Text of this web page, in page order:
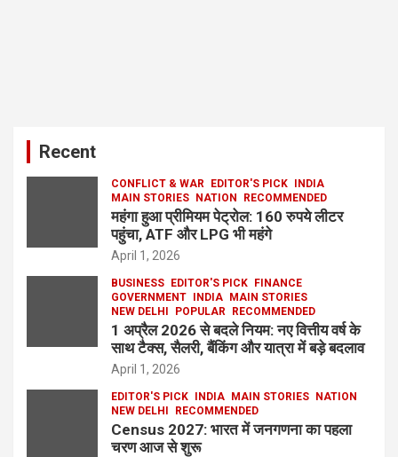
Recent
CONFLICT & WAR EDITOR'S PICK
INDIA
MAIN STORIES
NATION RECOMMENDED
महंगा हुआ प्रीमियम पेट्रोल: 160 रुपये लीटर
पहुंचा, ATF और LPG भी महंगे
April 1, 2026
BUSINESS EDITOR'S PICK
FINANCE
GOVERNMENT
INDIA
MAIN STORIES
NEW DELHI
POPULAR RECOMMENDED
1 अप्रैल 2026 से बदले नियम: नए वित्तीय वर्ष के
साथ टैक्स, सैलरी, बैंकिंग और यात्रा में बड़े बदलाव
April 1, 2026
EDITOR'S PICK INDIA MAIN STORIES
NATION
NEW DELHI
RECOMMENDED
Census 2027: भारत में जनगणना का पहला
चरण आज से शुरू